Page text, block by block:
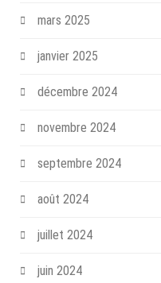
mars 2025
janvier 2025
décembre 2024
novembre 2024
septembre 2024
août 2024
juillet 2024
juin 2024